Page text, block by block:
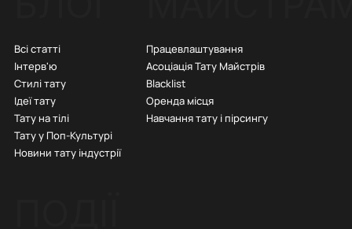
Всі статті
Інтерв'ю
Стилі тату
Ідеї тату
Тату на тілі
Тату у Поп-Культурі
Новини тату індустрії
Працевлаштування
Асоціація Тату Майстрів
Blacklist
Оренда місця
Навчання тату і пірсингу